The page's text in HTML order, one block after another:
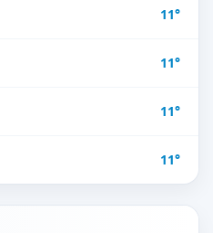
11°
11°
11°
11°